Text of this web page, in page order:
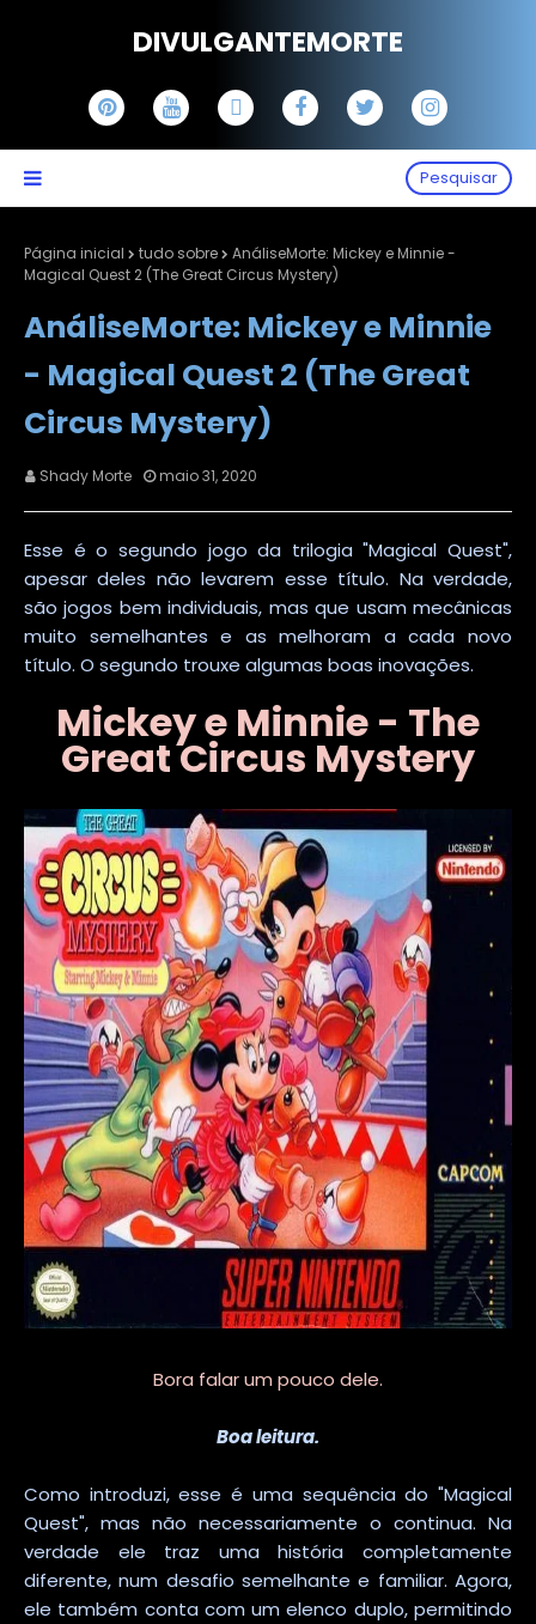
DIVULGANTEMORTE
Pesquisar
Página inicial tudo sobre
AnáliseMorte: Mickey e Minnie -
Magical Quest 2 (The Great Circus Mystery)
AnáliseMorte: Mickey e Minnie
- Magical Quest 2 (The Great
Circus Mystery)
Shady Morte maio 31, 2020
Esse é o segundo jogo da trilogia "Magical Quest",
apesar deles não levarem esse título. Na verdade,
são jogos bem individuais, mas que usam mecânicas
muito semelhantes e as melhoram a cada novo
título. O segundo trouxe algumas boas inovações.
Mickey e Minnie - The
Great Circus Mystery
Bora falar um pouco dele.
Boa leitura.
Como introduzi, esse é uma sequência do "Magical
Quest", mas não necessariamente o continua. Na
verdade ele traz uma história completamente
diferente, num desafio semelhante e familiar. Agora,
ele também conta com um elenco duplo, permitindo